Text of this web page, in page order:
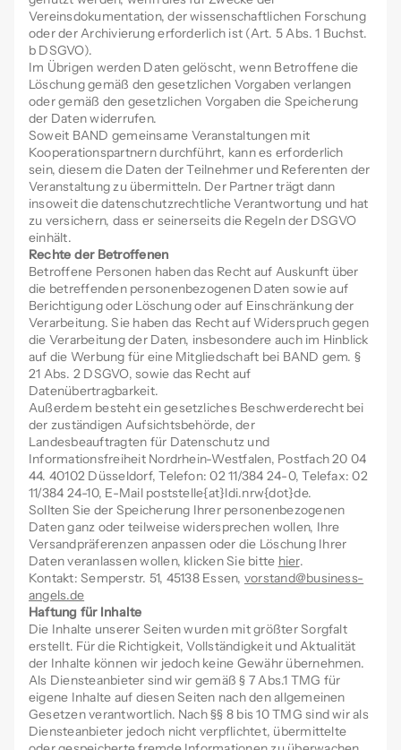
Vereinsdokumentation, der wissenschaftlichen Forschung
oder der Archivierung erforderlich ist (Art. 5 Abs. 1 Buchst.
b DSGVO).
Im Übrigen werden Daten gelöscht, wenn Betroffene die
Löschung gemäß den gesetzlichen Vorgaben verlangen
oder gemäß den gesetzlichen Vorgaben die Speicherung
der Daten widerrufen.
Soweit BAND gemeinsame Veranstaltungen mit
Kooperationspartnern durchführt, kann es erforderlich
sein, diesem die Daten der Teilnehmer und Referenten der
Veranstaltung zu übermitteln. Der Partner trägt dann
insoweit die datenschutzrechtliche Verantwortung und hat
zu versichern, dass er seinerseits die Regeln der DSGVO
einhält.
Rechte der Betroffenen
Betroffene Personen haben das Recht auf Auskunft über
die betreffenden personenbezogenen Daten sowie auf
Berichtigung oder Löschung oder auf Einschränkung der
Verarbeitung. Sie haben das Recht auf Widerspruch gegen
die Verarbeitung der Daten, insbesondere auch im Hinblick
auf die Werbung für eine Mitgliedschaft bei BAND gem. §
21 Abs. 2 DSGVO, sowie das Recht auf
Datenübertragbarkeit.
Außerdem besteht ein gesetzliches Beschwerderecht bei
der zuständigen Aufsichtsbehörde, der
Landesbeauftragten für Datenschutz und
Informationsfreiheit Nordrhein-Westfalen, Postfach 20 04
44. 40102 Düsseldorf, Telefon: 02 11/384 24-0, Telefax: 02
11/384 24-10, E-Mail poststelle{at}ldi.nrw{dot}de.
Sollten Sie der Speicherung Ihrer personenbezogenen
Daten ganz oder teilweise widersprechen wollen, Ihre
Versandpräferenzen anpassen oder die Löschung Ihrer
Daten veranlassen wollen, klicken Sie bitte hier.
Kontakt: Semperstr. 51, 45138 Essen, vorstand@business-
angels.de
Haftung für Inhalte
Die Inhalte unserer Seiten wurden mit größter Sorgfalt
erstellt. Für die Richtigkeit, Vollständigkeit und Aktualität
der Inhalte können wir jedoch keine Gewähr übernehmen.
Als Diensteanbieter sind wir gemäß § 7 Abs.1 TMG für
eigene Inhalte auf diesen Seiten nach den allgemeinen
Gesetzen verantwortlich. Nach §§ 8 bis 10 TMG sind wir als
Diensteanbieter jedoch nicht verpflichtet, übermittelte